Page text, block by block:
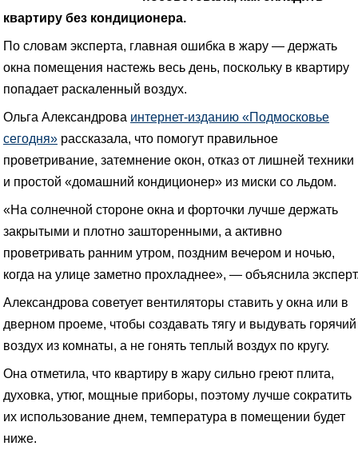
квартиру без кондиционера.
По словам эксперта, главная ошибка в жару — держать
окна помещения настежь весь день, поскольку в квартиру
попадает раскаленный воздух.
Ольга Александрова интернет-изданию «Подмосковье
сегодня» рассказала, что помогут правильное
проветривание, затемнение окон, отказ от лишней техники
и простой «домашний кондиционер» из миски со льдом.
«На солнечной стороне окна и форточки лучше держать
закрытыми и плотно зашторенными, а активно
проветривать ранним утром, поздним вечером и ночью,
когда на улице заметно прохладнее», — объяснила
Александрова советует вентиляторы ставить у окна или в
дверном проеме, чтобы создавать тягу и выдувать горячий
воздух из комнаты, а не гонять теплый воздух по кругу.
Она отметила, что квартиру в жару сильно греют плита,
духовка, утюг, мощные приборы, поэтому лучше сократить
их использование днем, температура в помещении будет
ниже.